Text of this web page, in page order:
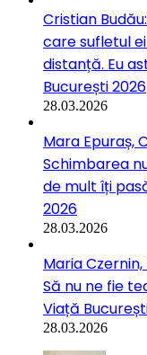
Cristian
care sufletul
distanță. Eu
București 2026
28.03.2026
Mara Epuraș,
Schimbarea
de mult îți
2026
28.03.2026
Maria
Să nu ne fie
Viață
28.03.2026